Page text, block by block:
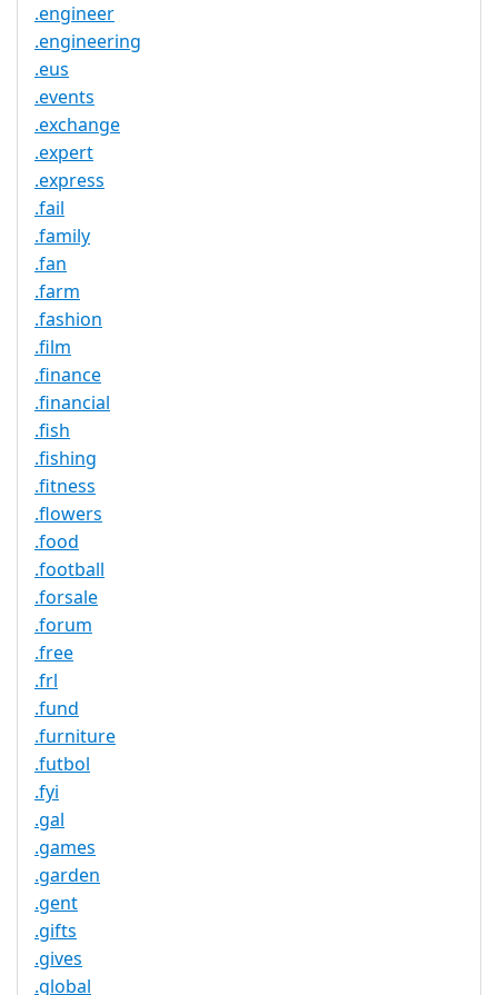
.engineer
.engineering
.eus
.events
.exchange
.expert
.express
.fail
.family
.fan
.farm
.fashion
.film
.finance
.financial
.fish
.fishing
.fitness
.flowers
.food
.football
.forsale
.forum
.free
.frl
.fund
.furniture
.futbol
.fyi
.gal
.games
.garden
.gent
.gifts
.gives
.global